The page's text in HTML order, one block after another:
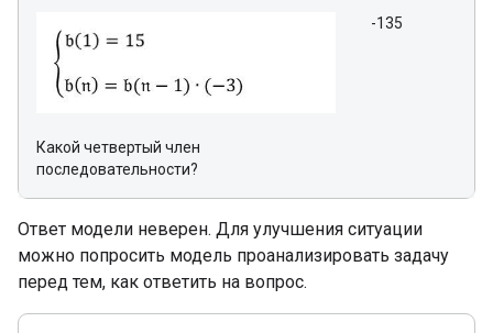
Какой четвертый член
последовательности?
-135
Ответ модели неверен. Для улучшения ситуации
можно попросить модель проанализировать задачу
перед тем, как ответить на вопрос.